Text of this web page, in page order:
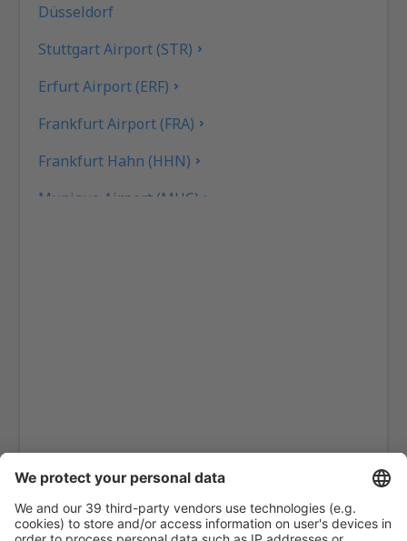
Düsseldorf
Stuttgart Airport (STR)
Erfurt Airport (ERF)
Frankfurt Airport (FRA)
Frankfurt Hahn (HHN)
Munique Airport (MUC)
Hanôver Langenhagen (HAJ)
Hamburgo